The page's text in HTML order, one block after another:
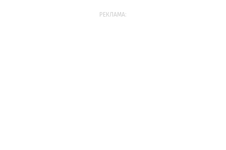
РЕКЛАМА: